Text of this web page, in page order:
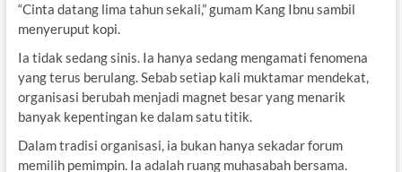
“Cinta datang lima tahun sekali,” gumam Kang Ibnu sambil
menyeruput kopi.
Ia tidak sedang sinis. Ia hanya sedang mengamati fenomena
yang terus berulang. Sebab setiap kali muktamar mendekat,
organisasi berubah menjadi magnet besar yang menarik
banyak kepentingan ke dalam satu titik.
Dalam tradisi organisasi, ia bukan hanya sekadar forum
memilih pemimpin. Ia adalah ruang muhasabah bersama.